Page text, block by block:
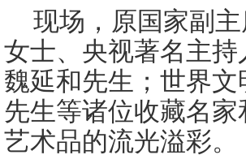
现场，原国家副
女士、央视著名主
魏延和先生；世界
先生等诸位收藏名
艺术品的流光溢彩。